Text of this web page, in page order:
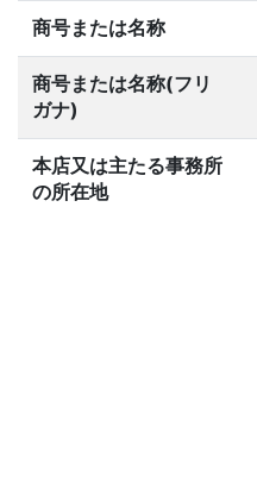
商号または名称
商号または名称(フリ
ガナ)
本店又は主たる事務所
の所在地